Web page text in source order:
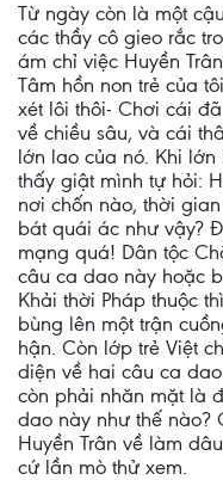
Từ ngày còn là một
các thầy cô gieo rắc
ám chỉ việc Huyền
Tâm hồn non trẻ của
xét lôi thôi- Chơi cái
về chiều sâu, và cái
lớn lao của nó. Khi
thấy giật mình tự hỏi:
nơi chốn nào, thời
bát quái ác như vậy?
mạng quá! Dân tộc
câu ca dao này hoặc
Khải thời Pháp thuộc
bùng lên một trận
hận. Còn lớp trẻ Việt
diện về hai câu ca
còn phải nhăn mặt là
dao này như thế nào?
Huyền Trân về làm
cứ lần mò thử xem.